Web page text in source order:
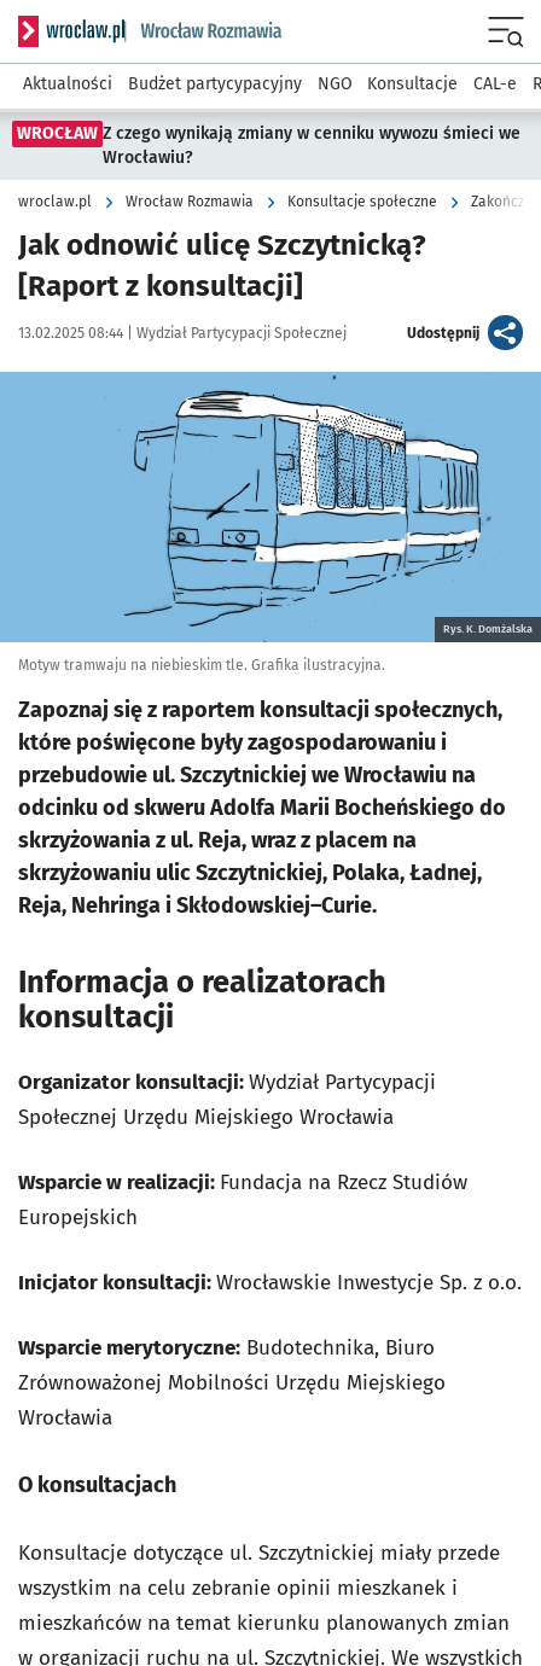
Serwis informacyjny wroclaw.pl podserwis: Rozmawia
Aktualności Budżet partycypacyjny NGO Konsultacje CAL-e
WROCŁAW Z czego wynikają zmiany w cenniku wywozu śmieci we
Wrocławiu?
wroclaw.pl Wrocław Rozmawia Konsultacje społeczne
Jak odnowić ulicę Szczytnicką?
[Raport z konsultacji]
Data publikacji:
13.02.2025 08:44 | Autor:
Wydział Partycypacji Społecznej Udostępnijartykuł
Rys. K. Domżalska
Motyw tramwaju na niebieskim tle. Grafika ilustracyjna.
Zapoznaj się z raportem konsultacji społecznych,
które poświęcone były zagospodarowaniu i
przebudowie ul. Szczytnickiej we Wrocławiu na
odcinku od skweru Adolfa Marii Bocheńskiego do
skrzyżowania z ul. Reja, wraz z placem na
skrzyżowaniu ulic Szczytnickiej, Polaka, Ładnej,
Reja, Nehringa i Skłodowskiej–Curie.
Informacja o realizatorach
konsultacji
Organizator konsultacji:Wydział Partycypacji
Społecznej Urzędu Miejskiego Wrocławia
Wsparcie w realizacji: Fundacja na Rzecz Studiów
Europejskich
Inicjator konsultacji:Wrocławskie Inwestycje Sp. z o.o.
Wsparcie merytoryczne: Budotechnika, Biuro
Zrównoważonej Mobilności Urzędu Miejskiego
Wrocławia
O konsultacjach
Konsultacje dotyczące ul. Szczytnickiej miały przede
wszystkim na celu zebranie opinii mieszkanek i
mieszkańców na temat kierunku planowanych zmian
w organizacji ruchu na ul. Szczytnickiej. We wszystkich